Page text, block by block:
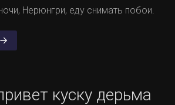
Нерюнгри, еду снимать побои.
куску дерьма